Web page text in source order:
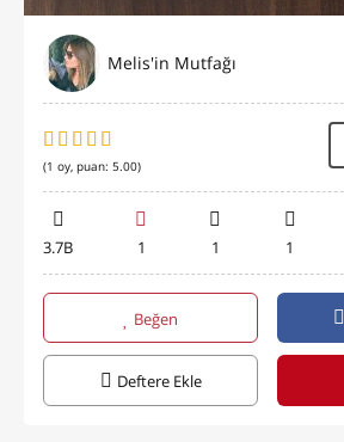
Melis'in Mutfağı
(1 oy, puan: 5.00)
3.7B 1 1 1
Beğen
Deftere Ekle